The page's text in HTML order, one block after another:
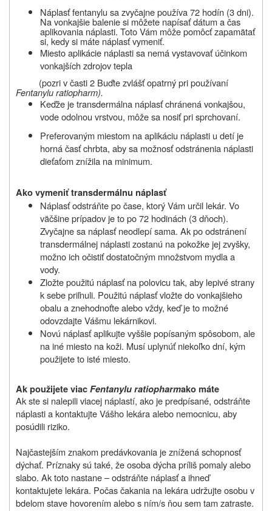
Náplasť fentanylu sa zvyčajne používa 72 hodín (3 dni).
Na vonkajšie balenie si môžete napísať dátum a čas
aplikovania náplasti. Toto Vám môže pomôcť zapamätať
si, kedy si máte náplasť vymeniť.
Miesto aplikácie náplasti sa nemá vystavovať účinkom
vonkajších zdrojov tepla
(pozri v časti 2 Buďte zvlášť opatrný pri používaní
Fentanylu ratiopharm).
Keďže je transdermálna náplasť chránená vonkajšou,
vode odolnou vrstvou, môže sa nosiť pri sprchovaní.
Preferovaným miestom na aplikáciu náplasti u detí je
horná časť chrbta, aby sa možnosť odstránenia náplasti
dieťaťom znížila na minimum.
Ako vymeniť transdermálnu náplasť
Náplasť odstráňte po čase, ktorý Vám určil lekár. Vo
väčšine prípadov je to po 72 hodinách (3 dňoch).
Zvyčajne sa náplasť neodlepí sama. Ak po odstránení
transdermálnej náplasti zostanú na pokožke jej zvyšky,
možno ich očistiť dostatočným množstvom mydla a
vody.
Zložte použitú náplasť na polovicu tak, aby lepivé strany
k sebe priľnuli. Použitú náplasť vložte do vonkajšieho
obalu a znehodnoťte alebo vždy, keď je to možné
odovzdajte Vášmu lekárnikovi.
Novú náplasť aplikujte vyššie popísaným spôsobom, ale
na iné miesto na koži. Musí uplynúť niekoľko dní, kým
použijete to isté miesto.
Ak použijete viacFentanylu ratiopharmako máte
Ak ste si nalepili viacej náplastí, ako je predpísané, odstráňte
náplasti a kontaktujte Vášho lekára alebo nemocnicu, aby
posúdili riziko.
Najčastejším znakom predávkovania je znížená schopnosť
dýchať. Príznaky sú také, že osoba dýcha príliš pomaly alebo
slabo. Ak toto nastane – odstráňte náplasť a ihneď
kontaktujete lekára. Počas čakania na lekára udržujte osobu v
bdelom stave hovorením alebo s ním/s ňou sem tam zatraste.